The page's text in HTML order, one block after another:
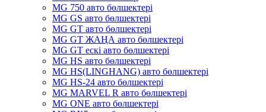
MG 750 авто бөлшектері
MG GS авто бөлшектері
MG GT авто бөлшектері
MG GT ЖАҢА авто бөлшектері
MG GT ескі авто бөлшектері
MG HS авто бөлшектері
MG HS(LINGHANG) авто бөлшектері
MG HS-24 авто бөлшектері
MG MARVEL R авто бөлшектері
MG ONE авто бөлшектері